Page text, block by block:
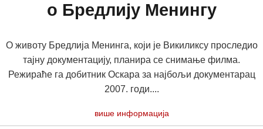
о Бредлију Менингу
О животу Бредлија Менинга, који је Викиликсу проследио
тајну документацију, планира се снимање филма.
Режираће га добитник Оскара за најбољи документарац
2007. годи....
више информација